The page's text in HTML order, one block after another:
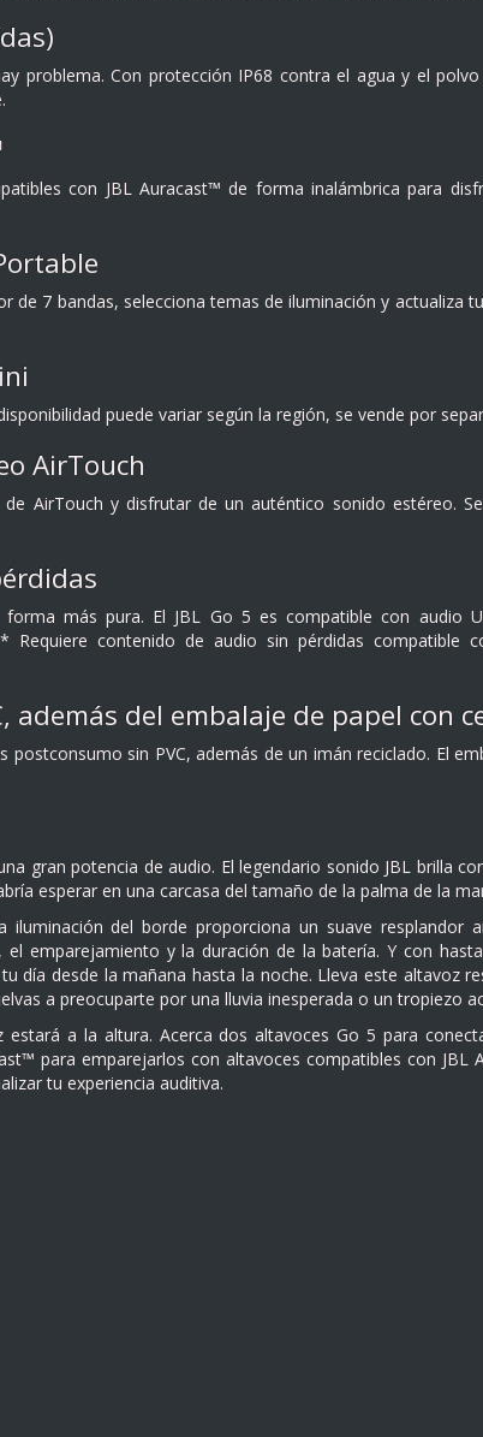
problema. Con protección IP68 contra el agua y el
con JBL Auracast™ de forma inalámbrica para
de 7 bandas, selecciona temas de iluminación y actualiza
puede variar según la región, se vende por
AirTouch
AirTouch y disfrutar de un auténtico sonido estéreo.
más pura. El JBL Go 5 es compatible con audio
contenido de audio sin pérdidas compatible
además del embalaje de papel con
sin PVC, además de un imán reciclado. El
gran potencia de audio. El legendario sonido JBL brilla
esperar en una carcasa del tamaño de la palma de la
del borde proporciona un suave resplandor
el emparejamiento y la duración de la batería. Y con
día desde la mañana hasta la noche. Lleva este altavoz
a preocuparte por una lluvia inesperada o un tropiezo
a la altura. Acerca dos altavoces Go 5 para
para emparejarlos con altavoces compatibles con JBL
tu experiencia auditiva.